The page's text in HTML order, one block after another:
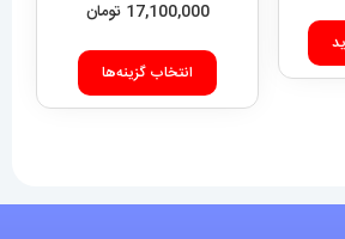
انتخاب
شوند
BIG BANG
8,589,000 تومان–
17,100,000تومانمحدوده
قیمت:
انتخاب گزینه‌ها
این
انواع